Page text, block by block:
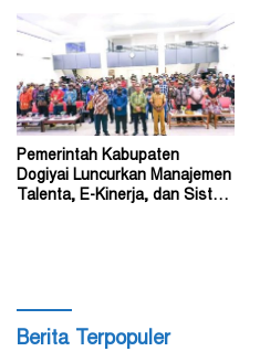
Pemerintah Kabupaten
Dogiyai Luncurkan Manajemen
Talenta, E-Kinerja, dan Sistem
Berita Terpopuler